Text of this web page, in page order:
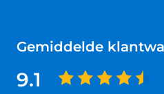
Gemiddelde
9.1